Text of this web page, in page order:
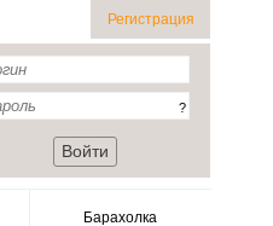
Регистрация
?
Войти
Барахолка